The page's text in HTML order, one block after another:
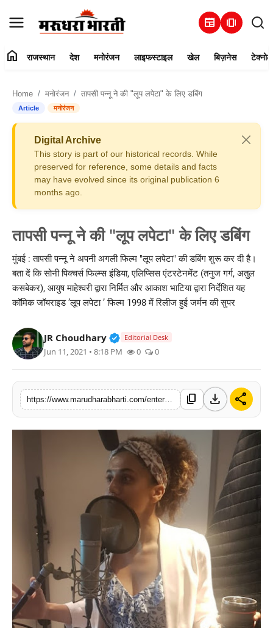
newspaper amp_stories
संपर्क करें
राजस्थान
मनोरंजन
लाइफस्टाइल
खेल
बिज़नेस
शिक्षा
वीडियो
home राजस्थान देश मनोरंजन लाइफस्टाइल खेल बिज़नेस
Home मनोरंजन तापसी पन्नू ने की "लूप लपेटा" के लिए डबिंग
Article मनोरंजन
Digital Archive
This story is part of our historical records. While
preserved for reference, some details and facts
may have evolved since its original publication 6
months ago.
तापसी पन्नू ने की "लूप लपेटा" के लिए डबिंग
मुंबई : तापसी पन्नू ने अपनी अगली फिल्म "लूप लपेटा" की डबिंग शुरू कर दी है।
बता दें कि सोनी पिक्चर्स फिल्म्स इंडिया, एलिप्सिस एंटरटेनमेंट (तनुज गर्ग, अतुल
कसबेकर), आयुष माहेश्वरी द्वारा निर्मित और आकाश भाटिया द्वारा निर्देशित यह
कॉमिक जॉयराइड ’लूप लपेटा ’ फिल्म 1998 में रिलीज हुई जर्मन की सुपर
JR Choudhary Verified Public Figure • 30 Mar,
Editorial Desk
Jun 11, 2021 • 8:18 PM 0 0
https://www.marudharabharti.com/entertainment/tapasi-pannu-dubbed-for-loop-wrap content_copy download share